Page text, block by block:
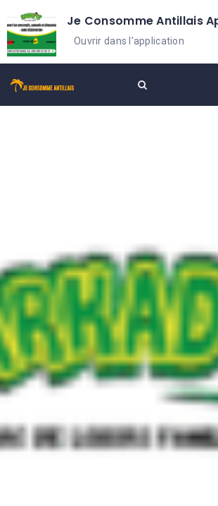
Je Consomme Antillais
Ouvrir dans l'application